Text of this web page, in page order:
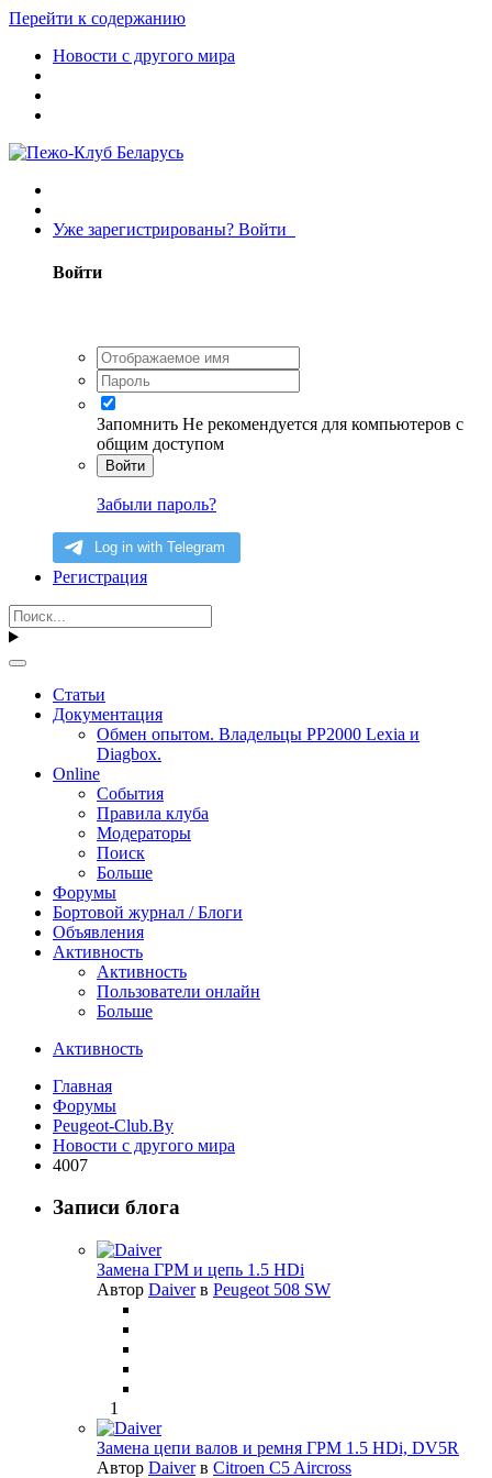
Перейти к содержанию
Новости с другого мира
Уже зарегистрированы? Войти
Войти
Запомнить Не рекомендуется для компьютеров с
общим доступом
Войти
Забыли пароль?
Регистрация
Статьи
Документация
Обмен опытом. Владельцы PP2000 Lexia и
Diagbox.
Online
События
Правила клуба
Модераторы
Поиск
Больше
Форумы
Бортовой журнал / Блоги
Объявления
Активность
Активность
Пользователи онлайн
Больше
Активность
Главная
Форумы
Peugeot-Club.By
Новости с другого мира
4007
Записи блога
Замена ГРМ и цепь 1.5 HDi
Автор Daiverв Peugeot 508 SW
1
Замена цепи валов и ремня ГРМ 1.5 HDi, DV5R
Автор Daiverв Citroen C5 Aircross